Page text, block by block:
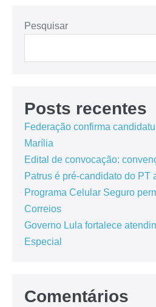
Pesquisar
Posts recentes
Federação confirma
Marília
Edital de convocação:
Patrus é pré-candidato do PT
Programa Celular Seguro
Correios
Governo Lula fortalece
Especial
Comentários